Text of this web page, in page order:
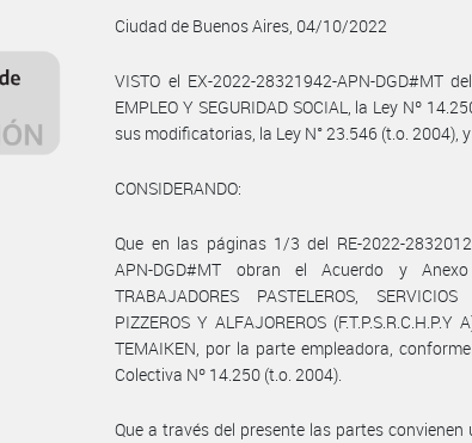
Ciudad de Buenos Aires, 04/10/2022
VISTO el EX-2022-28321942-APN-DGD#MT
EMPLEO Y SEGURIDAD SOCIAL, la Ley Nº
sus modificatorias, la Ley N° 23.546 (t.o. 2004), y
CONSIDERANDO:
Que en las páginas 1/3 del RE-2022-
APN-DGD#MT obran el Acuerdo y
TRABAJADORES PASTELEROS,
PIZZEROS Y ALFAJOREROS
TEMAIKEN, por la parte empleadora,
Colectiva Nº 14.250 (t.o. 2004).
Que a través del presente las partes